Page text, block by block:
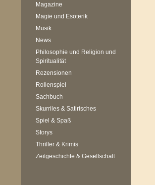
Magazine
Magie und Esoterik
Musik
News
Philosophie und Religion und
Spiritualität
Rezensionen
Rollenspiel
Sachbuch
Skurriles & Satirisches
Spiel & Spaß
Storys
Thriller & Krimis
Zeitgeschichte & Gesellschaft